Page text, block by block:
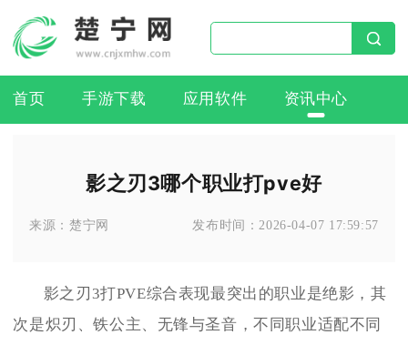
首页 手游下载 应用软件 资讯中心
影之刃3哪个职业打pve好
来源：楚宁网 发布时间： 2026-04-07 17:59:57
影之刃3打PVE综合表现最突出的职业是绝影，其
次是炽刃、铁公主、无锋与圣音，不同职业适配不同